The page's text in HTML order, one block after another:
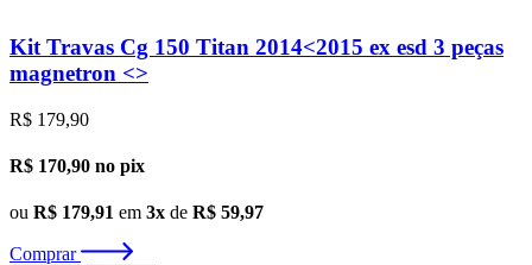
Kit Travas Cg 150 Titan 2014<2015 ex esd 3 peças
magnetron <>
R$ 179,90
R$ 170,90 no pix
ou R$ 179,91 em 3x de R$ 59,97
Comprar